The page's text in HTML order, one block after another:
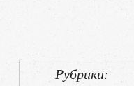
Рубрики: